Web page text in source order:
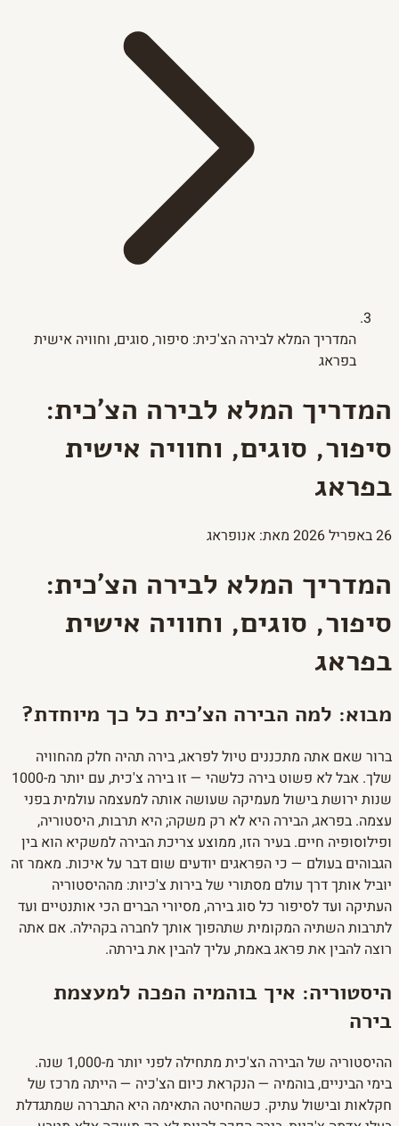
המדריך המלא לבירה הצ'כית: סיפור, סוגים, וחוויה אישית
בפראג
המדריך המלא לבירה הצ'כית:
סיפור, סוגים, וחוויה אישית
בפראג
26 באפריל 2026 מאת: אנופראג
המדריך המלא לבירה הצ'כית:
סיפור, סוגים, וחוויה אישית
בפראג
מבוא: למה הבירה הצ'כית כל כך מיוחדת?
ברור שאם אתה מתכננים טיול לפראג, בירה תהיה חלק מהחוויה
שלך. אבל לא פשוט בירה כלשהי — זו בירה צ'כית, עם יותר מ-1000
שנות ירושת בישול מעמיקה שעושה אותה למעצמה עולמית בפני
עצמה. בפראג, הבירה היא לא רק משקה; היא תרבות, היסטוריה,
ופילוסופיה חיים. בעיר הזו, ממוצע צריכת הבירה למשקיא הוא בין
הגבוהים בעולם — כי הפראגים יודעים שום דבר על איכות. מאמר זה
יוביל אותך דרך עולם מסתורי של בירות צ'כיות: מההיסטוריה
העתיקה ועד לסיפור כל סוג בירה, מסיורי הברים הכי אותנטיים ועד
לתרבות השתיה המקומית שתהפוך אותך לחברה בקהילה. אם אתה
רוצה להבין את פראג באמת, עליך להבין את בירתה.
היסטוריה: איך בוהמיה הפכה למעצמת
בירה
ההיסטוריה של הבירה הצ'כית מתחילה לפני יותר מ-1,000 שנה.
בימי הביניים, בוהמיה — הנקראת כיום הצ'כיה — הייתה מרכז של
חקלאות ובישול עתיק. כשהחיטה התאימה היא התבררה שמתגדלת